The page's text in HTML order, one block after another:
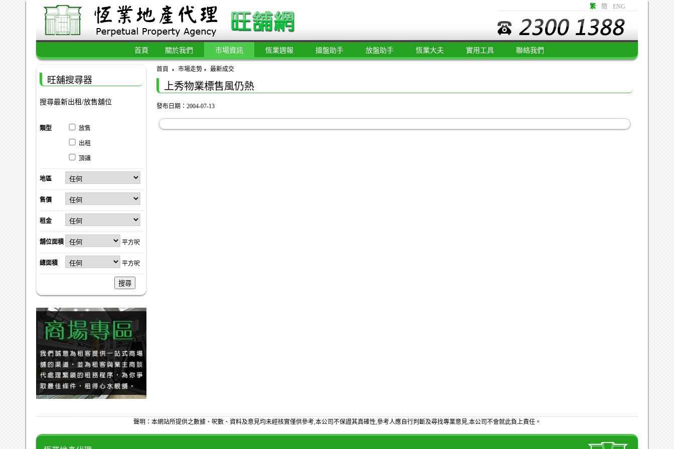
繁 簡 ENG
首頁 關於我們 市場資訊 恆業週報 搵盤助手 放盤助手 恆業大夫 實用工具 聯絡我們
首頁 市場走勢 最新成交
上秀物業標售風仍熱
發布日期：2004-07-13
旺舖搜尋器
搜尋最新出租/放售舖位
類型 放售
出租
頂讓
地區
售價
租金
舖位面積 平方呎
總面積 平方呎
搜尋
聲明：本網站所提供之數據、呎數、資料及意見均未經核實僅供參考,本公司不保證其真確性,參考人應自行判斷及尋找專業意見,本公司不會就此負上責任。